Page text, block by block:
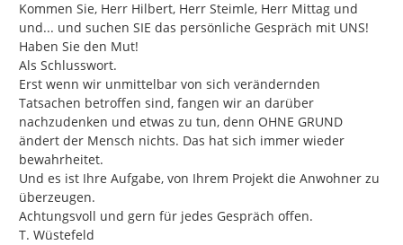
Kommen Sie, Herr Hilbert, Herr Steimle, Herr Mittag und
und... und suchen SIE das persönliche Gespräch mit UNS!
Haben Sie den Mut!
Als Schlusswort.
Erst wenn wir unmittelbar von sich verändernden
Tatsachen betroffen sind, fangen wir an darüber
nachzudenken und etwas zu tun, denn OHNE GRUND
ändert der Mensch nichts. Das hat sich immer wieder
bewahrheitet.
Und es ist Ihre Aufgabe, von Ihrem Projekt die Anwohner zu
überzeugen.
Achtungsvoll und gern für jedes Gespräch offen.
T. Wüstefeld